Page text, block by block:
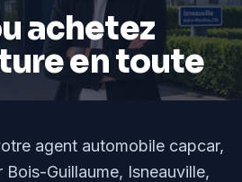
achetez
en toute
agent automobile capcar,
Bois-Guillaume, Isneauville,